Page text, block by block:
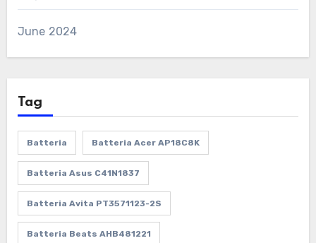
June 2024
Tag
Batteria Batteria Acer AP18C8K
Batteria Asus C41N1837
Batteria Avita PT3571123-2S
Batteria Beats AHB481221